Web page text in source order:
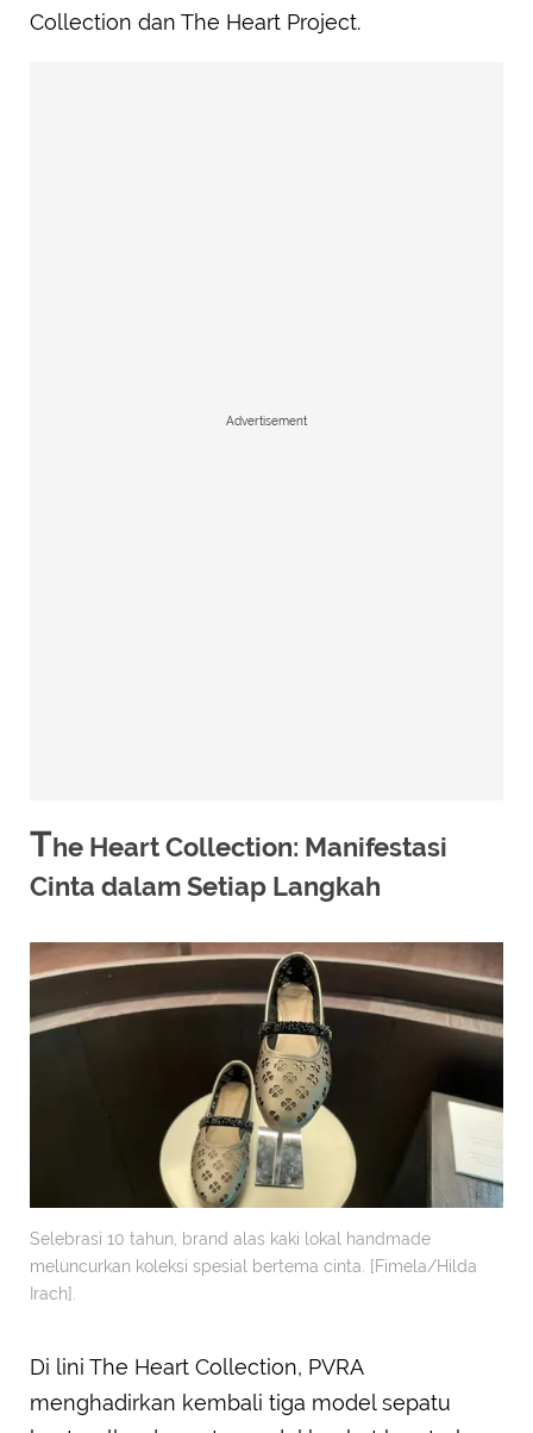
Collection dan The Heart Project.
Advertisement
The Heart Collection: Manifestasi
Cinta dalam Setiap Langkah
Selebrasi 10 tahun, brand alas kaki lokal handmade
meluncurkan koleksi spesial bertema cinta. [Fimela/Hilda
Irach].
Di lini The Heart Collection, PVRA
menghadirkan kembali tiga model sepatu